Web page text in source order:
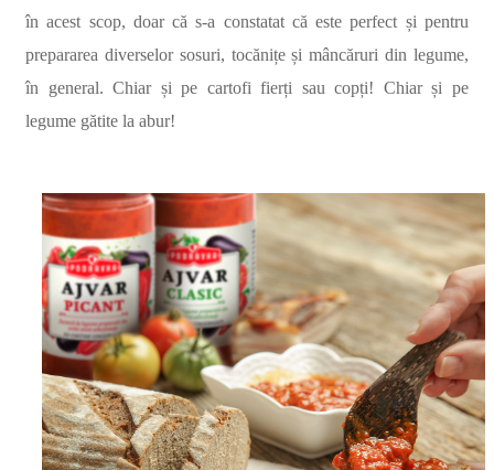
în acest scop, doar că s-a constatat că este perfect și pentru
prepararea diverselor sosuri, tocănițe și mâncăruri din legume,
în general. Chiar și pe cartofi fierți sau copți! Chiar și pe
legume gătite la abur!